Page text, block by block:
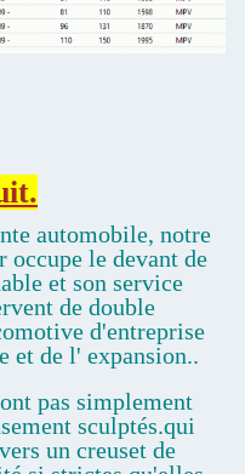
automobile, notre
occupe le devant de
et son service
de double
d'entreprise
et de l' expansion..
pas simplement
sculptés.qui
un creuset de